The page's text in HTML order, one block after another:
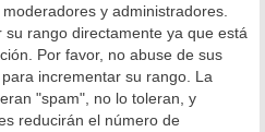
y administradores.
rango directamente ya que está
Por favor, no abuse de sus
incrementar su rango. La
"spam", no lo toleran, y
reducirán el número de